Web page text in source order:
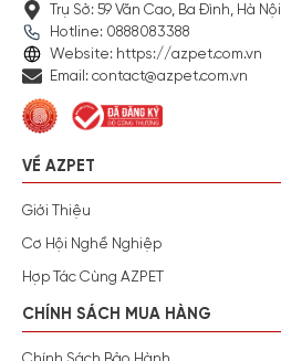
Trụ Sở: 59 Văn Cao, Ba Đình, Hà Nội
Hotline: 0888083388
Website: https://azpet.com.vn
Email: contact@azpet.com.vn
VỀ AZPET
Giới Thiệu
Cơ Hội Nghề Nghiệp
Hợp Tác Cùng AZPET
CHÍNH SÁCH MUA HÀNG